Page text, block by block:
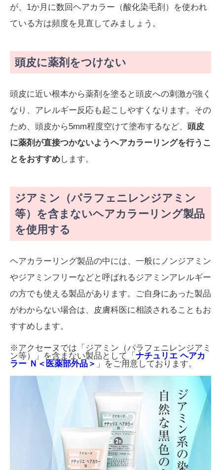
が、1か月に数回ヘアカラー（酸化染毛剤）を使われ
ている方は頻度を見直してみましょう。
頭皮に薬剤をつけない
頭皮に近い根本から薬剤を塗ると頭皮への刺激が強く
なり、アレルギー反応も起こしやすくなります。その
ため、頭皮から5mm程度空けて塗布するなど、 頭皮
に薬剤が直接つかないようヘアカラーリングを行うこ
とをおすすめします。
ジアミン（パラフェニレンジアミン
等）を含まないヘアカラーリング製品
を使用する
ヘアカラーリング製品の中には、一般にノンジアミン
やジアミンフリーなどと呼ばれるジアミンアレルギー
の方でも使える製品があります。ご自身にあった製品
がわからない場合は、皮膚科医に相談されることもお
すすめします。
※アクセーヌでは「ジアミン（パラフェニレンジアミ
ン等）」を含まない製品として「 ナチュリエ ヘアカ
ラー Ｎ＜医薬部外品＞ 」をご用意しております。